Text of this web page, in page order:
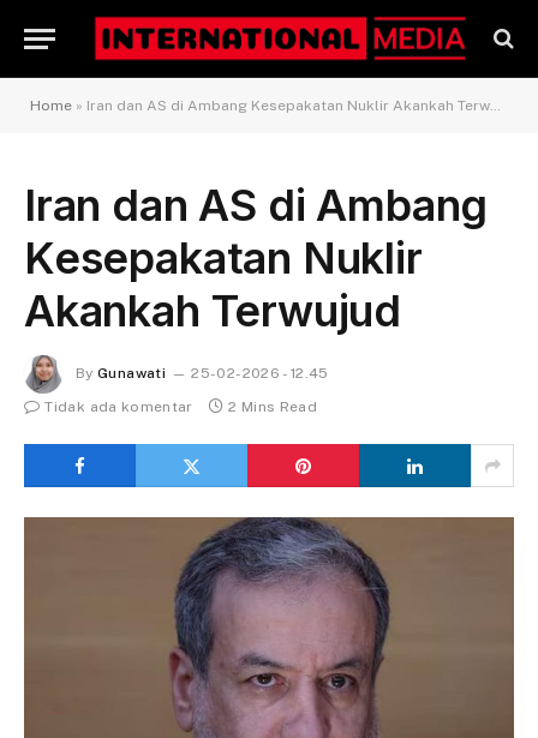
Home » Iran dan AS di Ambang Kesepakatan Nuklir Akankah Terwujud
Iran dan AS di Ambang
Kesepakatan Nuklir
Akankah Terwujud
By Gunawati
25-02-2026 - 12.45
Tidak ada komentar
2 Mins Read